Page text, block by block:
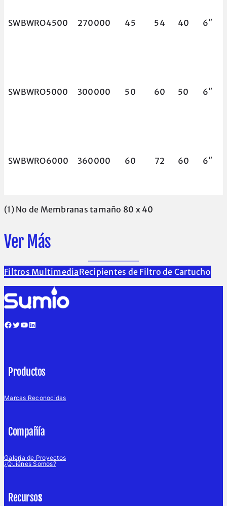
SWBWRO4500 270000 45 54 40 6″
SWBWRO5000 300000 50 60 50 6″
SWBWRO6000 360000 60 72 60 6″
(1) No de Membranas tamaño 80 x 40
Ver Más
Filtros MultimediaRecipientes de Filtro de Cartucho
Facebook Twitter YouTube LinkedIn
Productos
Marcas Reconocidas
Compañía
Galería de Proyectos
¿Quiénes Somos?
Recursos